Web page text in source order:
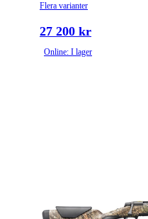
Flera varianter
27 200 kr
Online: I lager